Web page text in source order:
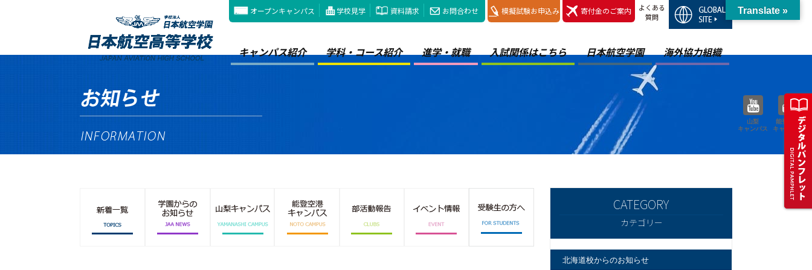
オープンキャンパス 学校見学 資料請求 お問合わせ 模擬試験お申込み 寄付金のご案内
よくある
質問
キャンパス紹介 学科・コース紹介 進学・就職 入試関係はこちら 日本航空学園 海外協力組織
山梨
キャンパス
能登空港
キャンパス
カテゴリー
北海道校からのお知らせ
Translate »